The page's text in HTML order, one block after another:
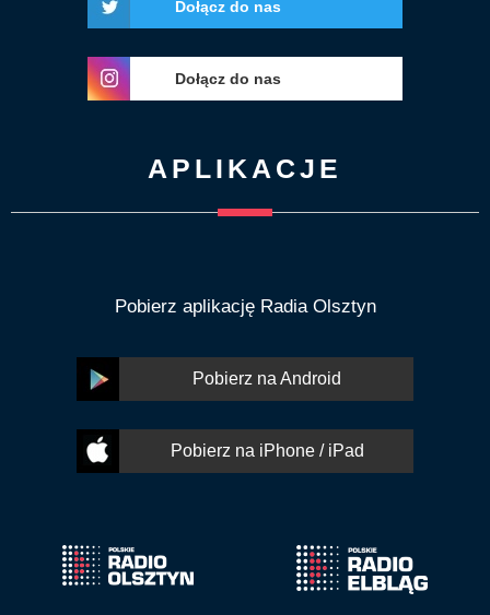
Dołącz do nas
Dołącz do nas
APLIKACJE
Pobierz aplikację Radia Olsztyn
Pobierz na Android
Pobierz na iPhone / iPad